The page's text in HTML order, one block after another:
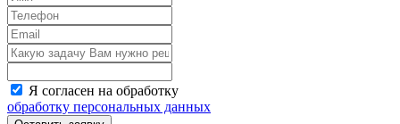
Я согласен на обработку
обработку персональных данных